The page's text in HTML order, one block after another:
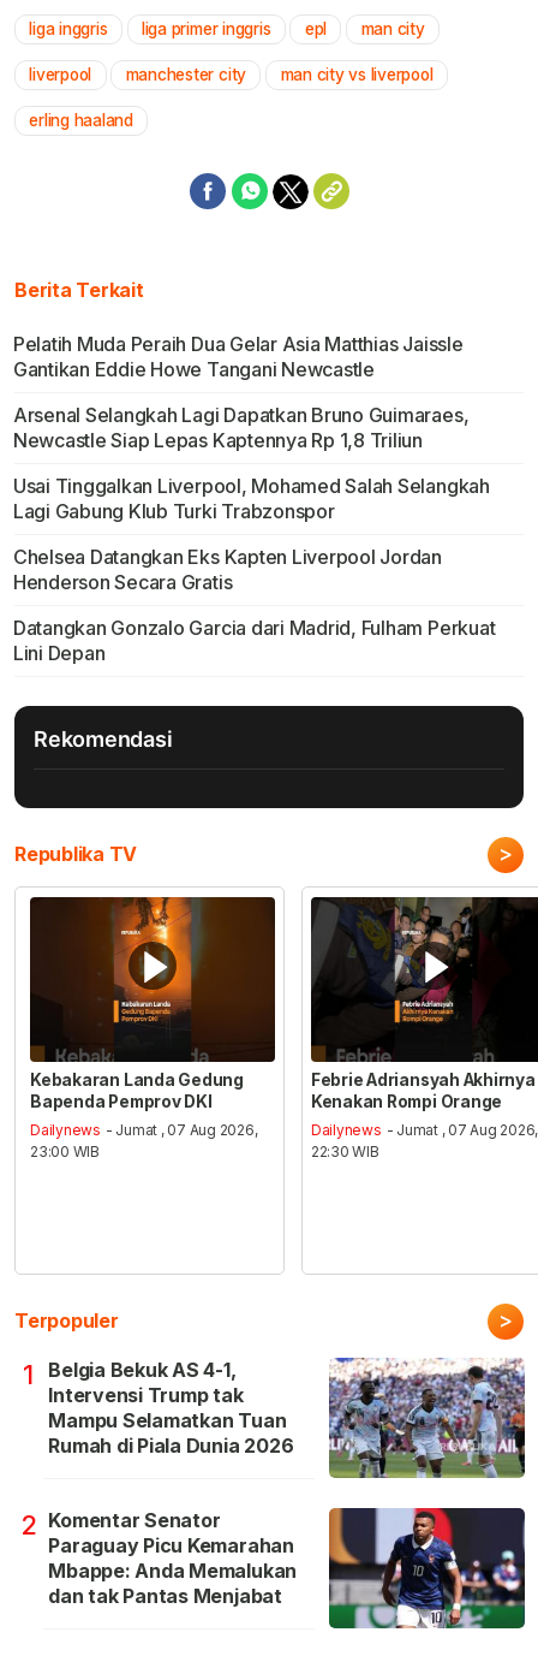
Mute
liga inggris liga primer inggris epl man city
liverpool manchester city man city vs liverpool
erling haaland
Berita Terkait
Pelatih Muda Peraih Dua Gelar Asia Matthias Jaissle
Gantikan Eddie Howe Tangani Newcastle
Arsenal Selangkah Lagi Dapatkan Bruno Guimaraes,
Newcastle Siap Lepas Kaptennya Rp 1,8 Triliun
Usai Tinggalkan Liverpool, Mohamed Salah Selangkah
Lagi Gabung Klub Turki Trabzonspor
Chelsea Datangkan Eks Kapten Liverpool Jordan
Henderson Secara Gratis
Datangkan Gonzalo Garcia dari Madrid, Fulham Perkuat
Lini Depan
Rekomendasi
Republika TV >
Kebakaran Landa Gedung
Bapenda Pemprov DKI
Dailynews - Jumat , 07 Aug 2026,
23:00 WIB
Febrie Adriansyah Akhirnya
Kenakan Rompi Orange
Dailynews - Jumat , 07 Aug 2026,
22:30 WIB
Terpopuler >
1
Belgia Bekuk AS 4-1,
Intervensi Trump tak
Mampu Selamatkan Tuan
Rumah di Piala Dunia 2026
2 Komentar Senator
Paraguay Picu Kemarahan
Mbappe: Anda Memalukan
dan tak Pantas Menjabat